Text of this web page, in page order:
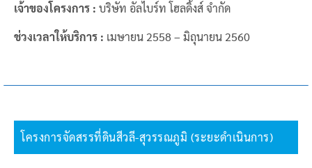
เจ้าของโครงการ : บริษัท อัลไบร์ท โฮลดิ้งส์ จำกัด
ช่วงเวลาให้บริการ : เมษายน 2558 – มิถุนายน 2560
โครงการจัดสรรที่ดินสีวลี-สุวรรณภูมิ (ระยะดำเนินการ)